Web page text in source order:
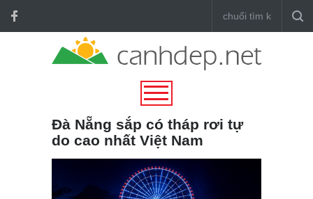
Đà Nẵng sắp có tháp rơi tự
do cao nhất Việt Nam